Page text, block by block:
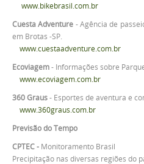
www.bikebrasil.com.br
Cuesta Adventure - Agência de
em Brotas -SP.
www.cuestaadventure.com.br
Ecoviagem- Informações sobre
www.ecoviagem.com.br
360 Graus- Esportes de aventura e
www.360graus.com.br
Previsão do Tempo
CPTEC - Monitoramento Brasil
Precipitação nas diversas regiões do